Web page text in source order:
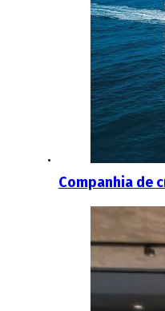
Companhia de